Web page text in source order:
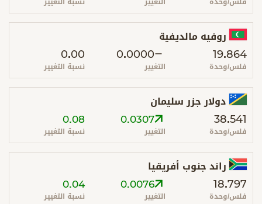
روفيه مالديفية
19.864
فلس/وحدة
0.0000
التغيير
0.00
نسبة التغيير
دولار جزر سليمان
38.541
فلس/وحدة
0.0307
التغيير
0.08
نسبة التغيير
راند جنوب أفريقيا
18.797
فلس/وحدة
0.0076
التغيير
0.04
نسبة التغيير